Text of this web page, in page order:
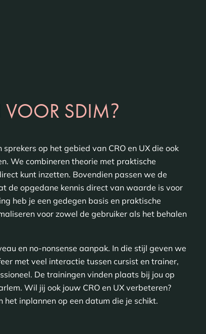
SDIM?
op het gebied van CRO en UX die ook
We combineren theorie met praktische
kunt inzetten. Bovendien passen we de
de opgedane kennis direct van waarde is voor
heb je een gedegen basis en praktische
voor zowel de gebruiker als het behalen
en no-nonsense aanpak. In die stijl geven we
met veel interactie tussen cursist en trainer,
De trainingen vinden plaats bij jou op
Wil jij ook jouw CRO en UX verbeteren?
inplannen op een datum die je schikt.